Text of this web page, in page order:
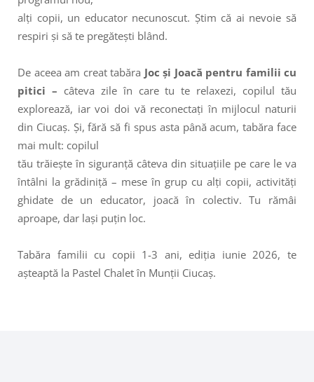
alți copii, un educator necunoscut. Știm că ai nevoie să
respiri și să te pregătești blând.
De aceea am creat tabăra Joc și Joacă pentru familii cu
pitici – câteva zile în care tu te relaxezi, copilul tău
explorează, iar voi doi vă reconectați în mijlocul naturii
din Ciucaș. Și, fără să fi spus asta până acum, tabăra face
mai mult: copilul
tău trăiește în siguranță câteva din situațiile pe care le va
întâlni la grădiniță – mese în grup cu alți copii, activități
ghidate de un educator, joacă în colectiv. Tu rămâi
aproape, dar lași puțin loc.
Tabăra familii cu copii 1-3 ani, ediția iunie 2026, te
așteaptă la Pastel Chalet în Munții Ciucaș.